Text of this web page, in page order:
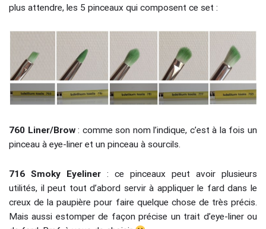
plus attendre, les 5 pinceaux qui composent ce set :
760 Liner/Brow: comme son nom l’indique, c’est à la fois un
pinceau à eye-liner et un pinceau à sourcils.
716 Smoky Eyeliner : ce pinceaux peut avoir plusieurs
utilités, il peut tout d’abord servir à appliquer le fard dans le
creux de la paupière pour faire quelque chose de très précis.
Mais aussi estomper de façon précise un trait d’eye-liner ou